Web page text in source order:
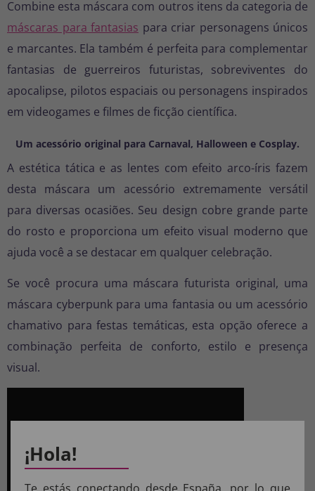
Combine esta máscara com outros itens da categoria de
máscaras para fantasias para criar personagens únicos
e marcantes. Ela também é perfeita para complementar
fantasias de guerreiros futuristas, sobreviventes do
apocalipse, pilotos espaciais ou personagens inspirados
em videogames e filmes de ficção científica.
Um acessório original para Carnaval, Halloween e Cosplay.
A estética tática e as lentes com efeito arco-íris fazem
desta máscara um acessório extremamente versátil
para diversas ocasiões. Seu design cobre grande parte
do rosto e proporciona um efeito visual moderno que
ajuda você a se destacar em qualquer celebração.
Se você procura uma máscara futurista original, uma
máscara cyberpunk para uma fantasia ou um acessório
chamativo para festas temáticas, esta opção oferece a
combinação perfeita de conforto, estilo e presença
visual.
¡Hola!